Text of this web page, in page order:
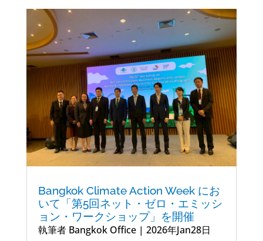
Bangkok Climate Action Week にお
いて「第5回ネット・ゼロ・エミッシ
ョン・ワークショップ」を開催
執筆者 Bangkok Office| 2026年Jan28日